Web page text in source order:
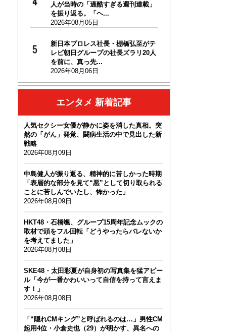
人が当時の「過酷すぎる週刊連載」
を振り返る。「ヘ...
2026年08月05日
新日本プロレス社長・棚橋弘至がテ
レビ朝日グループの社長ズラリ20人
を前に、真っ先...
2026年08月06日
エンタメ 新着記事
人気セクシー女優が静かに姿を消した真相。突
然の「がん」発覚、闘病生活の中で見出した新
戦略
2026年08月09日
中島健人が振り返る、精神的に苦しかった時期
「表層的な部分を見て“悪”として切り取られる
ことに苦しんでいたし、怖かった」
2026年08月09日
HKT48・石橋颯、グループ15周年記念ムックの
取材で頭をフル回転「どうやったらバレないか
を考えてました」
2026年08月08日
SKE48・太田彩夏が自身初の写真集を猛アピー
ル「今が一番かわいいって自信を持って言えま
す！」
2026年08月08日
「“隠れCMキング”と呼ばれるのは…」男性CM
起用4位・小倉史也（29）が明かす、異名への